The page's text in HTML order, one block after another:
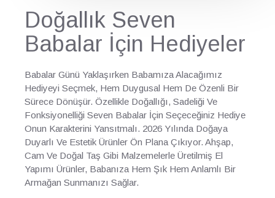
Doğallık Seven
Babalar İçin Hediyeler
Babalar Günü Yaklaşırken Babamıza Alacağımız
Hediyeyi Seçmek, Hem Duygusal Hem De Özenli Bir
Sürece Dönüşür. Özellikle Doğallığı, Sadeliği Ve
Fonksiyonelliği Seven Babalar İçin Seçeceğiniz Hediye
Onun Karakterini Yansıtmalı. 2026 Yılında Doğaya
Duyarlı Ve Estetik Ürünler Ön Plana Çıkıyor. Ahşap,
Cam Ve Doğal Taş Gibi Malzemelerle Üretilmiş El
Yapımı Ürünler, Babanıza Hem Şık Hem Anlamlı Bir
Armağan Sunmanızı Sağlar.